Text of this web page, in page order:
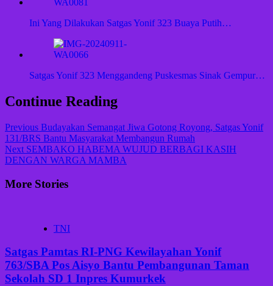
Ini Yang Dilakukan Satgas Yonif 323 Buaya Putih…
Satgas Yonif 323 Menggandeng Puskesmas Sinak Gempur…
Continue Reading
Previous Budayakan Semangat Jiwa Gotong Royong, Satgas Yonif
131/BRS Bantu Masyarakat Membangun Rumah
Next SEMBAKO HABEMA WUJUD BERBAGI KASIH
DENGAN WARGA MAMBA
More Stories
TNI
Satgas Pamtas RI-PNG Kewilayahan Yonif
763/SBA Pos Aisyo Bantu Pembangunan Taman
Sekolah SD 1 Inpres Kumurkek